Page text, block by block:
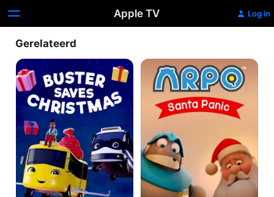
Apple TV Log in
Gerelateerd
Buster
Saves
Christmas
Arpo:
Christmas
Special